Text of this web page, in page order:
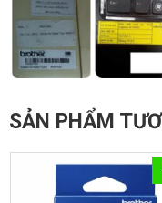
SẢN PHẨM